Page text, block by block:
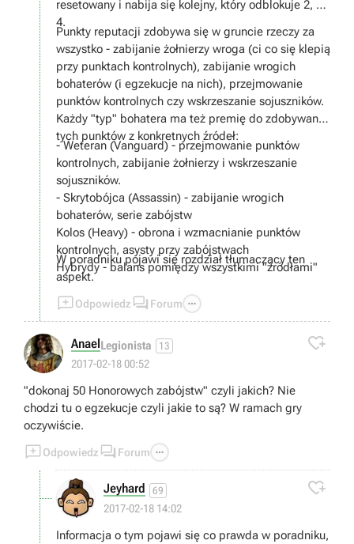
resetowany i nabija się kolejny, który odblokuje 2, 3 i
4.
Punkty reputacji zdobywa się w gruncie rzeczy za
wszystko - zabijanie żołnierzy wroga (ci co się klepią
przy punktach kontrolnych), zabijanie wrogich
bohaterów (i egzekucje na nich), przejmowanie
punktów kontrolnych czy wskrzeszanie sojuszników.
Każdy "typ" bohatera ma też premię do zdobywania
tych punktów z konkretnych źródeł:
- Weteran (Vanguard) - przejmowanie punktów
kontrolnych, zabijanie żołnierzy i wskrzeszanie
sojuszników.
- Skrytobójca (Assassin) - zabijanie wrogich
bohaterów, serie zabójstw
Kolos (Heavy) - obrona i wzmacnianie punktów
kontrolnych, asysty przy zabójstwach
Hybrydy - balans pomiędzy wszystkimi "źródłami"
W poradniku pojawi się rozdział tłumaczący ten
aspekt.
Odpowiedz  Forum 
Anael Legionista 13
2017-02-18 00:52

"dokonaj 50 Honorowych zabójstw" czyli jakich? Nie
chodzi tu o egzekucje czyli jakie to są? W ramach gry
oczywiście.
Odpowiedz  Forum 
Jeyhard 69
2017-02-18 14:02

Informacja o tym pojawi się co prawda w poradniku,